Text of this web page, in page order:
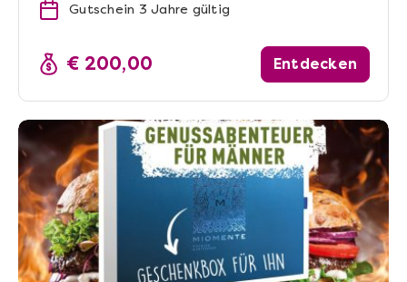
Gutschein 3 Jahre gültig
€ 200,00 Entdecken